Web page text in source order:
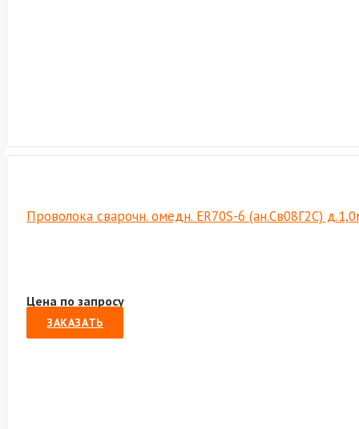
Проволока сварочн. омедн. ER70S-6 (ан.Св08Г2С)
Цена по запросу
ЗАКАЗАТЬ